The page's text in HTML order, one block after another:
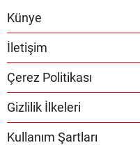
Künye
İletişim
Çerez Politikası
Gizlilik İlkeleri
Kullanım Şartları